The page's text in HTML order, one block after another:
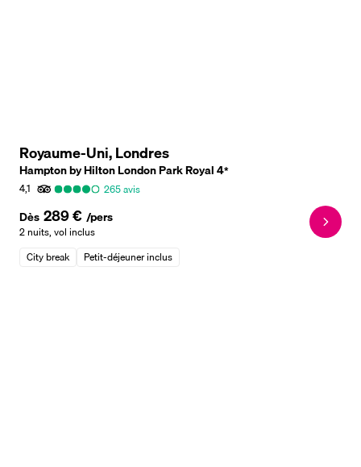
Royaume-Uni, Londres
Hampton by Hilton London Park Royal4*
4,1
265avis
Dès 289 € /pers
2 nuits, vol inclus
City break
Petit-déjeuner inclus